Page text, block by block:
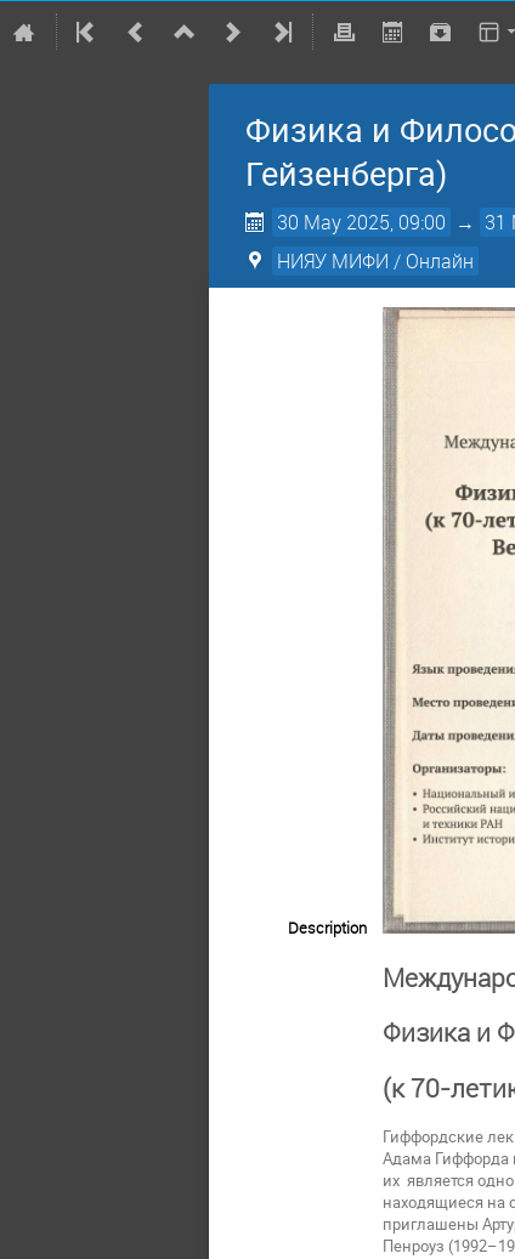
Физика и
Гейзенберга)
30 May 2025, 09:00 → 31
НИЯУ МИФИ / Онлайн
Description
Физика и
(к 70-
Гиффордские
Адама Гиффорда
их является
находящиеся на
приглашены
Пенроуз